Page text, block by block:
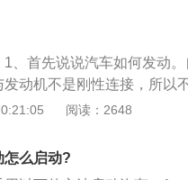
真的是电瓶亏电的话，那你
态15到20分钟，让发电机自
掉你车上的线，同样负极
、首先说说汽车如何发动
动机不是刚性连接，所以
、这种情况只能用外接电源
电瓶正极到救援车的正极
着车后按照先正后负的顺序
阅读：2648
怎么启动?